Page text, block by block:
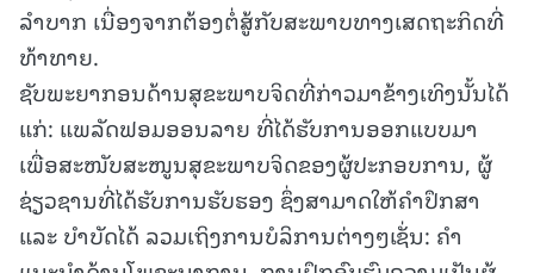
ລຳບາກ ເນື່ອງຈາກຕ້ອງຕໍ່ສູ້ກັບສະພາບທາງເສດຖະກິດທີ່
ທ້າທາຍ.
ຊັບພະຍາກອນດ້ານສຸຂະພາບຈິດທີ່ກ່າວມາຂ້າງເທິງນັ້ນໄດ້
ແກ່: ແພລັດຟອມອອນລາຍ ທີ່ໄດ້ຮັບການອອກແບບມາ
ເພື່ອສະໜັບສະໜູນສຸຂະພາບຈິດຂອງຜູ້ປະກອບການ, ຜູ້
ຊ່ຽວຊານທີ່ໄດ້ຮັບການຮັບຮອງ ຊຶ່ງສາມາດໃຫ້ຄຳປຶກສາ
ແລະ ບຳບັດໄດ້ ລວມເຖິງການບໍລິການຕ່າງໆເຊັ່ນ: ຄຳ